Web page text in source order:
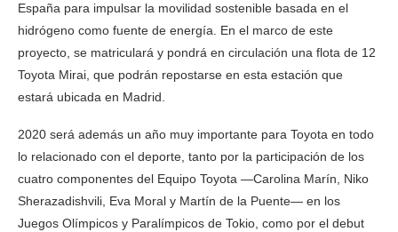
España para impulsar la movilidad sostenible basada en el
hidrógeno como fuente de energía. En el marco de este
proyecto, se matriculará y pondrá en circulación una flota de 12
Toyota Mirai, que podrán repostarse en esta estación que
estará ubicada en Madrid.
2020 será además un año muy importante para Toyota en todo
lo relacionado con el deporte, tanto por la participación de los
cuatro componentes del Equipo Toyota —Carolina Marín, Niko
Sherazadishvili, Eva Moral y Martín de la Puente— en los
Juegos Olímpicos y Paralímpicos de Tokio, como por el debut